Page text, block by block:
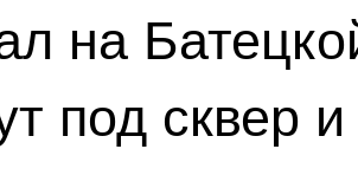
на
под сквер